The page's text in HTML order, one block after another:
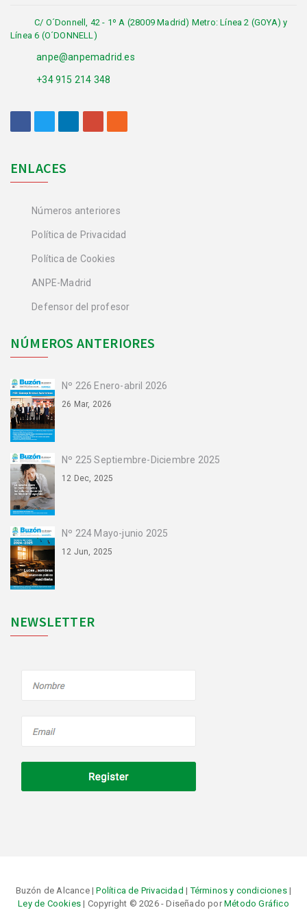
C/ O´Donnell, 42 - 1º A (28009 Madrid) Metro: Línea 2 (GOYA) y
Línea 6 (O´DONNELL)
anpe@anpemadrid.es
+34 915 214 348
ENLACES
Números anteriores
Política de Privacidad
Política de Cookies
ANPE-Madrid
Defensor del profesor
NÚMEROS ANTERIORES
Nº 226 Enero-abril 2026
26 Mar, 2026
Nº 225 Septiembre-Diciembre 2025
12 Dec, 2025
Nº 224 Mayo-junio 2025
12 Jun, 2025
NEWSLETTER
Buzón de Alcance |Política de Privacidad |Términos y condiciones|
Ley de Cookies | Copyright © 2026 - Diseñado porMétodo Gráfico